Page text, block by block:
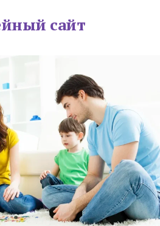
сайт